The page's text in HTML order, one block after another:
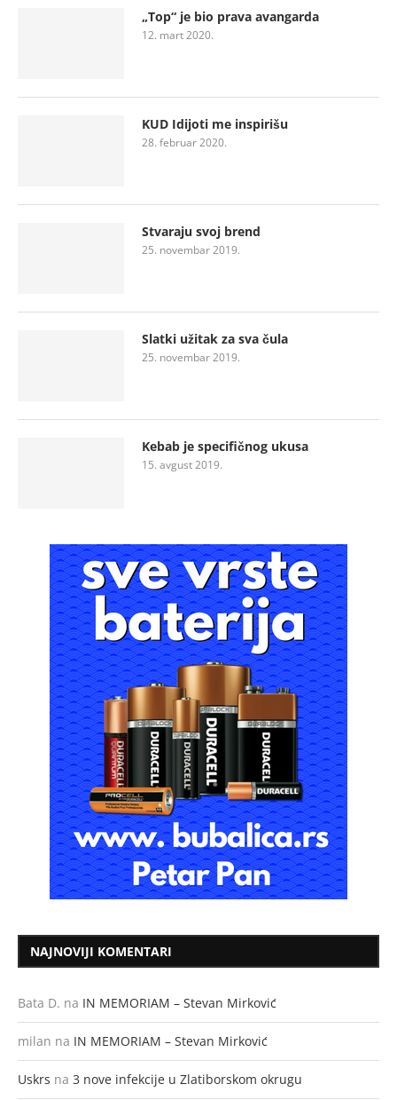
„Top“ je bio prava avangarda
12. mart 2020.
KUD Idijoti me inspirišu
28. februar 2020.
Stvaraju svoj brend
25. novembar 2019.
Slatki užitak za sva čula
25. novembar 2019.
Kebab je specifičnog ukusa
15. avgust 2019.
NAJNOVIJI KOMENTARI
Bata D. na IN MEMORIAM – Stevan Mirković
milan na IN MEMORIAM – Stevan Mirković
Uskrs na 3 nove infekcije u Zlatiborskom okrugu